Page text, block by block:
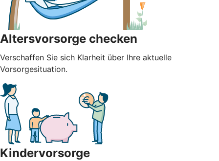
Altersvorsorge checken
Verschaffen Sie sich Klarheit über Ihre aktuelle
Vorsorgesituation.
Kindervorsorge